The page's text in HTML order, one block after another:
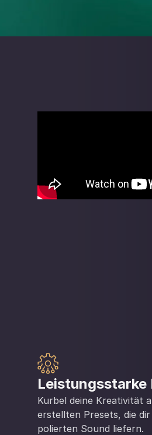
Leistungsstarke
Kurbel deine Kreativität
erstellten Presets, die dir
polierten Sound liefern.